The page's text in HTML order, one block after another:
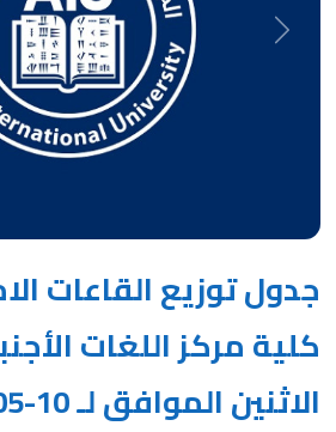
Previous
جدول توزيع القاعات
كلية مركز اللغات
الاثنين الموافق لـ 10-05-2021